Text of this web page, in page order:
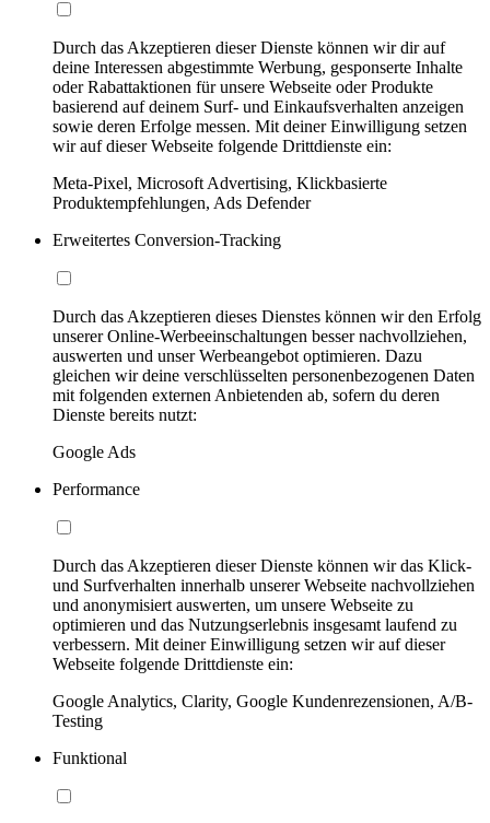
Durch das Akzeptieren dieser Dienste können wir dir auf
deine Interessen abgestimmte Werbung, gesponserte Inhalte
oder Rabattaktionen für unsere Webseite oder Produkte
basierend auf deinem Surf- und Einkaufsverhalten anzeigen
sowie deren Erfolge messen. Mit deiner Einwilligung setzen
wir auf dieser Webseite folgende Drittdienste ein:
Meta-Pixel, Microsoft Advertising, Klickbasierte
Produktempfehlungen, Ads Defender
Erweitertes Conversion-Tracking
Durch das Akzeptieren dieses Dienstes können wir den Erfolg
unserer Online-Werbeeinschaltungen besser nachvollziehen,
auswerten und unser Werbeangebot optimieren. Dazu
gleichen wir deine verschlüsselten personenbezogenen Daten
mit folgenden externen Anbietenden ab, sofern du deren
Dienste bereits nutzt:
Google Ads
Performance
Durch das Akzeptieren dieser Dienste können wir das Klick-
und Surfverhalten innerhalb unserer Webseite nachvollziehen
und anonymisiert auswerten, um unsere Webseite zu
optimieren und das Nutzungserlebnis insgesamt laufend zu
verbessern. Mit deiner Einwilligung setzen wir auf dieser
Webseite folgende Drittdienste ein:
Google Analytics, Clarity, Google Kundenrezensionen, A/B-
Testing
Funktional